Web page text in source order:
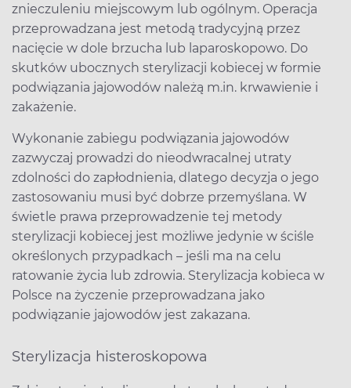
znieczuleniu miejscowym lub ogólnym. Operacja
przeprowadzana jest metodą tradycyjną przez
nacięcie w dole brzucha lub laparoskopowo. Do
skutków ubocznych sterylizacji kobiecej w formie
podwiązania jajowodów należą m.in. krwawienie i
zakażenie.
Wykonanie zabiegu podwiązania jajowodów
zazwyczaj prowadzi do nieodwracalnej utraty
zdolności do zapłodnienia, dlatego decyzja o jego
zastosowaniu musi być dobrze przemyślana. W
świetle prawa przeprowadzenie tej metody
sterylizacji kobiecej jest możliwe jedynie w ściśle
określonych przypadkach – jeśli ma na celu
ratowanie życia lub zdrowia. Sterylizacja kobieca w
Polsce na życzenie przeprowadzana jako
podwiązanie jajowodów jest zakazana.
Sterylizacja histeroskopowa